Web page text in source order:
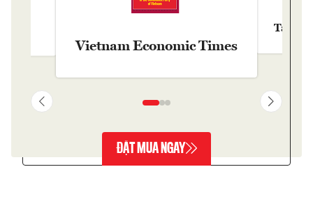
Vietnam Economic Times
Tạp
ĐẶT MUA NGAY